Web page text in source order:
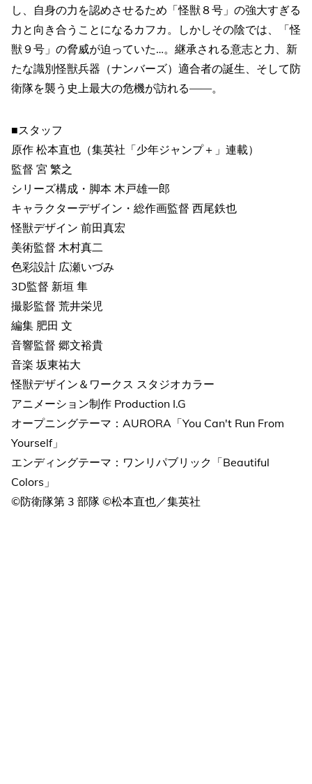
し、自身の力を認めさせるため「怪獣８号」の強大すぎる
力と向き合うことになるカフカ。しかしその陰では、「怪
獣９号」の脅威が迫っていた…。継承される意志と力、新
たな識別怪獣兵器（ナンバーズ）適合者の誕生、そして防
衛隊を襲う史上最大の危機が訪れる――。
■スタッフ
原作 松本直也（集英社「少年ジャンプ＋」連載）
監督 宮 繁之
シリーズ構成・脚本 木戸雄一郎
キャラクターデザイン・総作画監督 西尾鉄也
怪獣デザイン 前田真宏
美術監督 木村真二
色彩設計 広瀬いづみ
3D監督 新垣 隼
撮影監督 荒井栄児
編集 肥田 文
音響監督 郷文裕貴
音楽 坂東祐大
怪獣デザイン＆ワークス スタジオカラー
アニメーション制作 Production I.G
オープニングテーマ：AURORA「You Can't Run From
Yourself」
エンディングテーマ：ワンリパブリック「Beautiful
Colors」
©防衛隊第 3 部隊 ©松本直也／集英社